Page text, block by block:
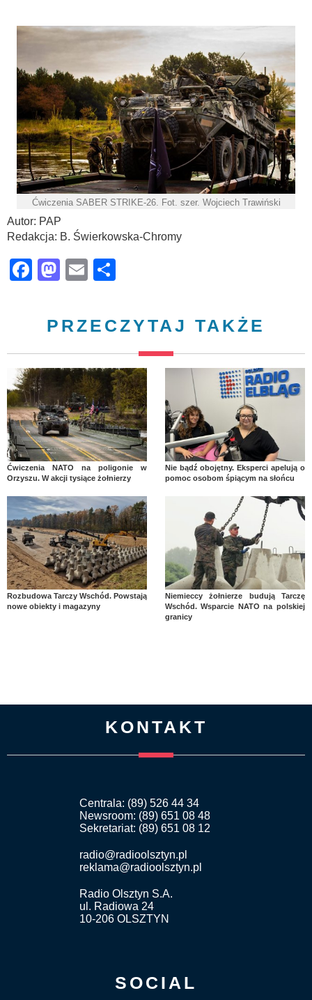
Ćwiczenia SABER STRIKE-26. Fot. szer. Wojciech Trawiński
Autor: PAP
Redakcja: B. Świerkowska-Chromy
Facebook
Mastodon
Email
PRZECZYTAJ TAKŻE
Ćwiczenia NATO na poligonie w
Orzyszu. W akcji tysiące żołnierzy
Nie bądź obojętny. Eksperci apelują o
pomoc osobom śpiącym na słońcu
Rozbudowa Tarczy Wschód. Powstają
nowe obiekty i magazyny
Niemieccy żołnierze budują Tarczę
Wschód. Wsparcie NATO na polskiej
granicy
KONTAKT
Centrala: (89) 526 44 34
Newsroom: (89) 651 08 48
Sekretariat: (89) 651 08 12
radio@radioolsztyn.pl
reklama@radioolsztyn.pl
Radio Olsztyn S.A.
ul. Radiowa 24
10-206 OLSZTYN
SOCIAL